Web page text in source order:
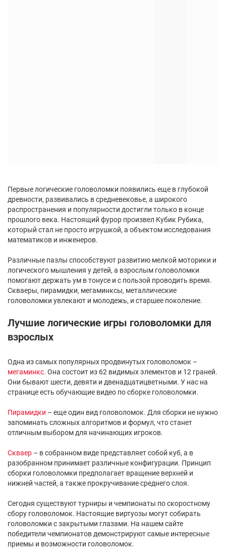
Первые логические головоломки появились еще в глубокой
древности, развивались в средневековье, а широкого
распространения и популярности достигли только в конце
прошлого века. Настоящий фурор произвел Кубик Рубика,
который стал не просто игрушкой, а объектом исследования
математиков и инженеров.
Различные пазлы способствуют развитию мелкой моторики и
логического мышления у детей, а взрослым головоломки
помогают держать ум в тонусе и с пользой проводить время.
Скваеры, пирамидки, мегаминксы, металлические
головоломки увлекают и молодежь, и старшее поколение.
Лучшие логические игры головоломки для
взрослых
Одна из самых популярных продвинутых головоломок –
мегаминкс. Она состоит из 62 видимых элементов и 12 граней.
Они бывают шести, девяти и двенадцатицветными. У нас на
странице есть обучающие видео по сборке головоломки.
Пирамидки – еще один вид головоломок. Для сборки не нужно
запоминать сложных алгоритмов и формул, что станет
отличным выбором для начинающих игроков.
Скваер – в собранном виде представляет собой куб, а в
разобранном принимает различные конфигурации. Принцип
сборки головоломки предполагает вращение верхней и
нижней частей, а также прокручивание среднего слоя.
Сегодня существуют турниры и чемпионаты по скоростному
сбору головоломок. Настоящие виртуозы могут собирать
головоломки с закрытыми глазами. На нашем сайте
победители чемпионатов демонстрируют самые интересные
приемы и возможности головоломок.